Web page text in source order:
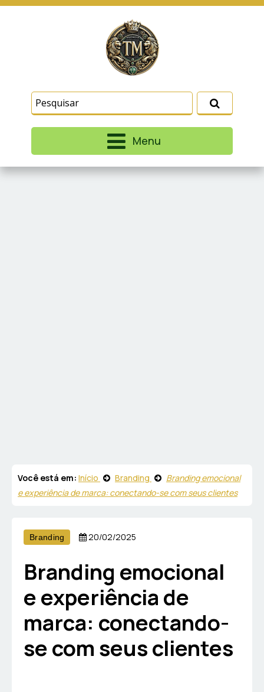
Menu
Você está em: Início Branding
Branding emocional
e experiência de marca: conectando-se com seus clientes
Branding 20/02/2025
Branding emocional
e experiência de
marca: conectando-
se com seus clientes
similares para lembrar e entender como você usa
nosso site, analisar seu uso de nossos produtos
e serviços, ajudar com nossos esforços de
marketing e fornecer conteúdo de terceiros. Leia
Termos e CondiçõesePolítica de